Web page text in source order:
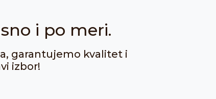
i po meri.
garantujemo kvalitet i
izbor!